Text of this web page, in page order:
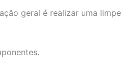
geral é realizar uma